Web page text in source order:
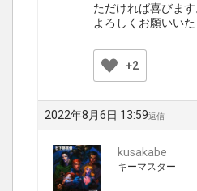
ただければ喜びます
よろしくお願いいた
+2
2022年8月6日 13:59返信
kusakabe
キーマスター